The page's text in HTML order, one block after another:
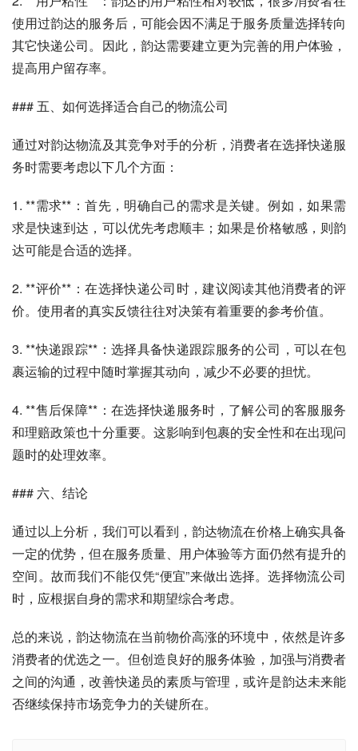
使用过韵达的服务后，可能会因不满足于服务质量选择转向
其它快递公司。因此，韵达需要建立更为完善的用户体验，
提高用户留存率。
### 五、如何选择适合自己的物流公司
通过对韵达物流及其竞争对手的分析，消费者在选择快递服
务时需要考虑以下几个方面：
1. **需求**：首先，明确自己的需求是关键。例如，如果需
求是快速到达，可以优先考虑顺丰；如果是价格敏感，则韵
达可能是合适的选择。
2. **评价**：在选择快递公司时，建议阅读其他消费者的评
价。使用者的真实反馈往往对决策有着重要的参考价值。
3. **快递跟踪**：选择具备快递跟踪服务的公司，可以在包
裹运输的过程中随时掌握其动向，减少不必要的担忧。
4. **售后保障**：在选择快递服务时，了解公司的客服服务
和理赔政策也十分重要。这影响到包裹的安全性和在出现问
题时的处理效率。
### 六、结论
通过以上分析，我们可以看到，韵达物流在价格上确实具备
一定的优势，但在服务质量、用户体验等方面仍然有提升的
空间。故而我们不能仅凭“便宜”来做出选择。选择物流公司
时，应根据自身的需求和期望综合考虑。
总的来说，韵达物流在当前物价高涨的环境中，依然是许多
消费者的优选之一。但创造良好的服务体验，加强与消费者
之间的沟通，改善快递员的素质与管理，或许是韵达未来能
否继续保持市场竞争力的关键所在。